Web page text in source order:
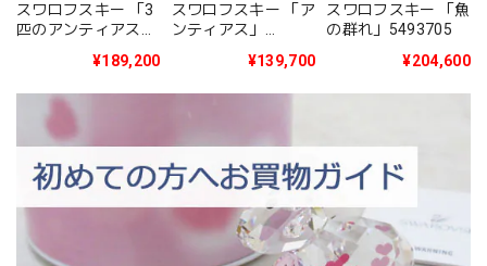
スワロフスキー 「3
匹のアンティアス」
¥189,200
スワロフスキー 「ア
ンティアス」
¥139,700
スワロフスキー 「魚
の群れ」5493705
¥204,600